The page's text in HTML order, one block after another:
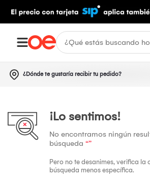
¿Dónde te gustaría recibir tu pedido?
¡Lo sentimos!
No encontramos ningún
búsqueda “”
Pero no te desanimes, verifica
búsqueda menos específica.